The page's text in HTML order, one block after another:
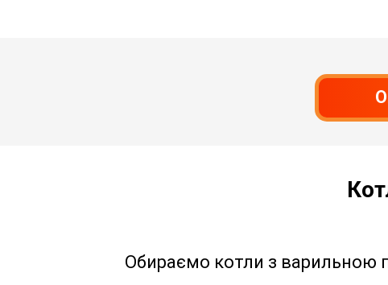
Обираємо котли з варильною